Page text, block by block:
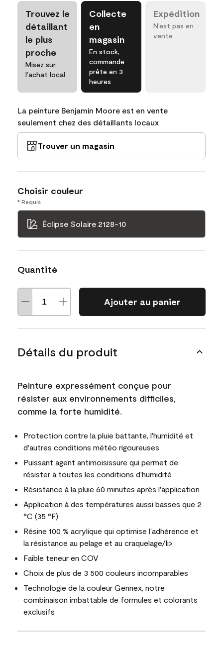
Trouvez le
détaillant
le plus
proche
Misez sur
l’achat local
Collecte
en
magasin
En stock,
commande
prête en 3
heures
Expédition
N’est pas en
vente
La peinture Benjamin Moore est en vente
seulement chez des détaillants locaux
Trouver un magasin
Choisir couleur
* Requis
Éclipse Solaire 2128-10
Quantité
Ajouter au panier
Détails du produit
Peinture expressément conçue pour
résister aux environnements difficiles,
comme la forte humidité.
Protection contre la pluie battante, l'humidité et
d'autres conditions météo rigoureuses
Puissant agent antimoisissure qui permet de
résister à toutes les conditions d'humidité
Résistance à la pluie 60 minutes après l'application
Application à des températures aussi basses que 2
°C (35 °F)
Résine 100 % acrylique qui optimise l'adhérence et
la résistance au pelage et au craquelage/li>
Faible teneur en COV
Choix de plus de 3 500 couleurs incomparables
Technologie de la couleur Gennex, notre
combinaison imbattable de formules et colorants
exclusifs